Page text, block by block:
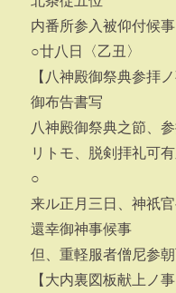
内番所参入被仰付候事
○廿八日〈乙丑〉
【八神殿御祭典参拝ノ
御布告書写
八神殿御祭典之節、
リトモ、脱剣拝礼可
○
来ル正月三日、神祇
還幸御神事候事
但、重軽服者僧尼参
【大内裏図板献上ノ事